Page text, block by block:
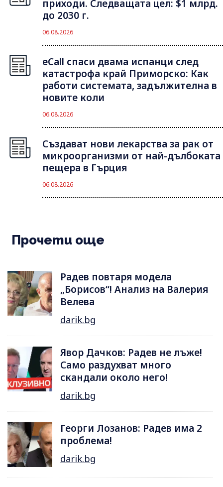
приходи. Следващата цел: $1 млрд.
до 2030 г.
06.08.2026
eCall спаси двама испанци след
катастрофа край Приморско: Как
работи системата, задължителна в
новите коли
06.08.2026
Създават нови лекарства за рак от
микроорганизми от най-дълбоката
пещера в Гърция
06.08.2026
Прочети още
Радев повтаря модела
„Борисов“! Анализ на Валерия
Велева
darik.bg
Явор Дачков: Радев не лъже!
Само раздухват много
скандали около него!
darik.bg
Георги Лозанов: Радев има 2
проблема!
darik.bg